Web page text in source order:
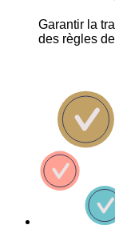
Garantir la
des règles